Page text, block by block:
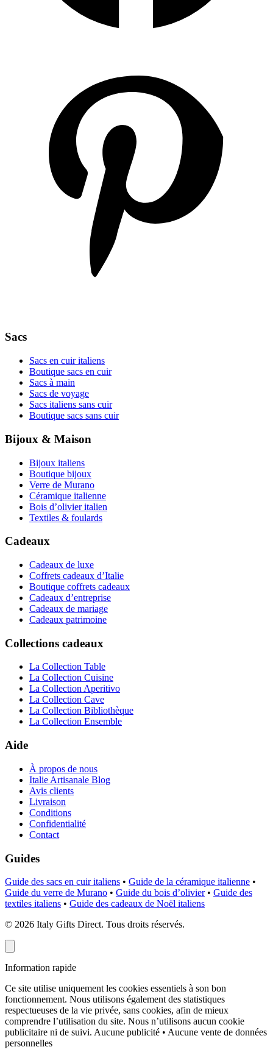
Sacs
Sacs en cuir italiens
Boutique sacs en cuir
Sacs à main
Sacs de voyage
Sacs italiens sans cuir
Boutique sacs sans cuir
Bijoux & Maison
Bijoux italiens
Boutique bijoux
Verre de Murano
Céramique italienne
Bois d’olivier italien
Textiles & foulards
Cadeaux
Cadeaux de luxe
Coffrets cadeaux d’Italie
Boutique coffrets cadeaux
Cadeaux d’entreprise
Cadeaux de mariage
Cadeaux patrimoine
Collections cadeaux
La Collection Table
La Collection Cuisine
La Collection Aperitivo
La Collection Cave
La Collection Bibliothèque
La Collection Ensemble
Aide
À propos de nous
Italie Artisanale Blog
Avis clients
Livraison
Conditions
Confidentialité
Contact
Guides
Guide des sacs en cuir italiens • Guide de la céramique italienne •
Guide du verre de Murano • Guide du bois d’olivier • Guide des
textiles italiens • Guide des cadeaux de Noël italiens
© 2026 Italy Gifts Direct. Tous droits réservés.
Information rapide
Ce site utilise uniquement les cookies essentiels à son bon
fonctionnement. Nous utilisons également des statistiques
respectueuses de la vie privée, sans cookies, afin de mieux
comprendre l’utilisation du site. Nous n’utilisons aucun cookie
publicitaire ni de suivi. Aucune publicité • Aucune vente de données
personnelles